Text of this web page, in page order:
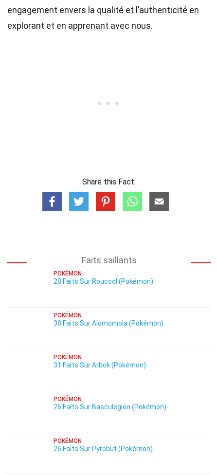
engagement envers la qualité et l’authenticité en
explorant et en apprenant avec nous.
Share this Fact:
Faits saillants
POKÉMON
28 Faits Sur Roucool (Pokémon)
POKÉMON
38 Faits Sur Alomomola (Pokémon)
POKÉMON
31 Faits Sur Arbok (Pokémon)
POKÉMON
26 Faits Sur Basculegion (Pokémon)
POKÉMON
26 Faits Sur Pyrobut (Pokémon)